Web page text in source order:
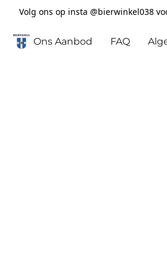
Volg ons op insta @bierwinkel038
Ons Aanbod FAQ